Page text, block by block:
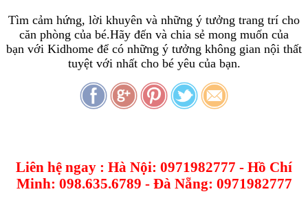
Tìm cảm hứng, lời khuyên và những ý tưởng trang trí cho
căn phòng của bé.Hãy đến và chia sẻ mong muốn của
bạn với Kidhome để có những ý tưởng không gian nội thất
tuyệt với nhất cho bé yêu của bạn.
Liên hệ ngay : Hà Nội: 0971982777 - Hồ Chí
Minh: 098.635.6789 - Đà Nẵng: 0971982777